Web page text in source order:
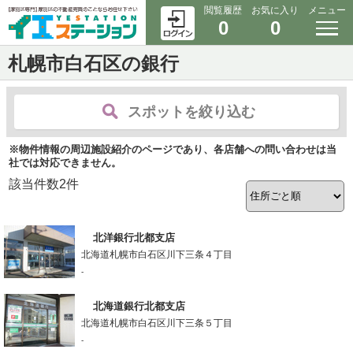
閲覧履歴
0
お気に入り
0
メニュー
札幌市白石区の銀行
スポットを絞り込む
※物件情報の周辺施設紹介のページであり、各店舗への問い合わせは当
社では対応できません。
該当件数2件
北洋銀行北都支店
北海道札幌市白石区川下三条４丁目
-
北海道銀行北都支店
北海道札幌市白石区川下三条５丁目
-